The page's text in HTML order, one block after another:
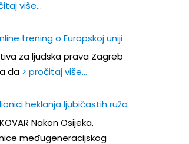
više…
trening o Europskoj uniji
za ljudska prava Zagreb
da > pročitaj više…
heklanja ljubičastih ruža
Nakon Osijeka,
međugeneracijskog